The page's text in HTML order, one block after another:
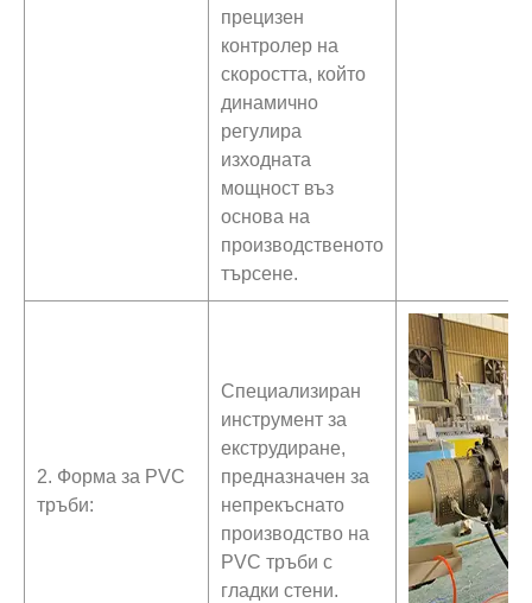
прецизен
контролер на
скоростта, който
динамично
регулира
изходната
мощност въз
основа на
производственото
търсене.
2. Форма за PVC
тръби:
Специализиран
инструмент за
екструдиране,
предназначен за
непрекъснато
производство на
PVC тръби с
гладки стени.